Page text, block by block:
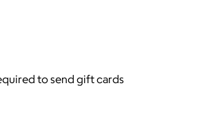
to send gift cards